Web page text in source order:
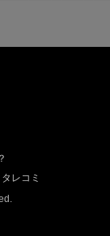
タレコミ